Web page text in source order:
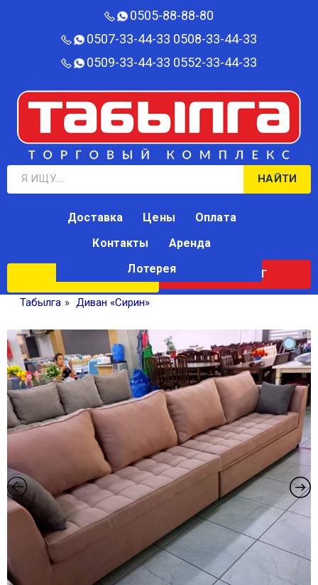
0505-88-88-80‬
0507-33-44-33 0508-33-44-33
0509-33-44-33 0552-33-44-33
НАЙТИ
КАТАЛОГ
Доставка Цены
Оплата
Контакты
Аренда
Лотерея
Табылга » Диван «Сирин»